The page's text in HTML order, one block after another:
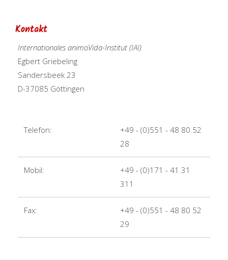
Kontakt
Internationales animoVida-Institut (IAI)
Egbert Griebeling
Sandersbeek 23
D-37085 Göttingen
Telefon:
+49 - (0)551 - 48 80 52
28
Mobil:
+49 - (0)171 - 41 31
311
Fax:
+49 - (0)551 - 48 80 52
29